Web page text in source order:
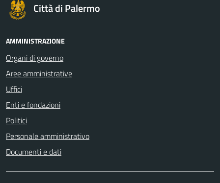
Città di Palermo
AMMINISTRAZIONE
Organi di governo
Aree amministrative
Uffici
Enti e fondazioni
Politici
Personale amministrativo
Documenti e dati